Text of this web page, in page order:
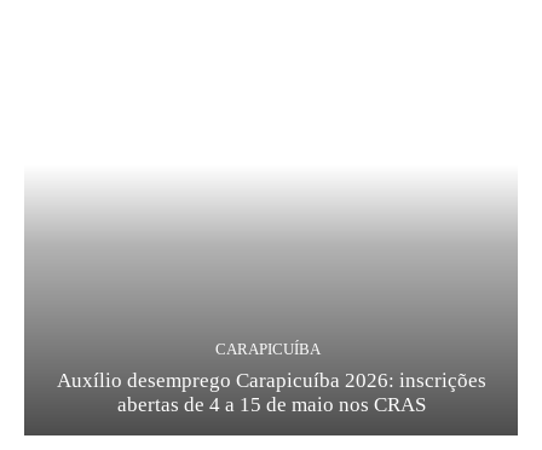
CARAPICUÍBA
Auxílio desemprego Carapicuíba 2026: inscrições
abertas de 4 a 15 de maio nos CRAS